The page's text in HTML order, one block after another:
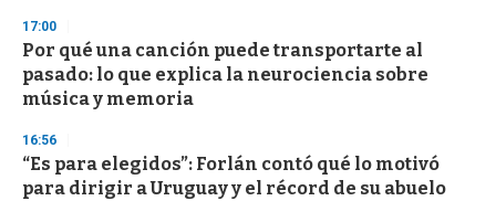
s
e
c
o
n
17:00
Por qué una canción puede transportarte al
pasado: lo que explica la neurociencia sobre
música y memoria
16:56
“Es para elegidos”: Forlán contó qué lo motivó
para dirigir a Uruguay y el récord de su abuelo